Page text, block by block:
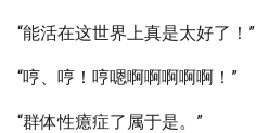
“能活在这世界上真是太好了！”
“哼、哼！哼嗯啊啊啊啊啊！”
“群体性癔症了属于是。”